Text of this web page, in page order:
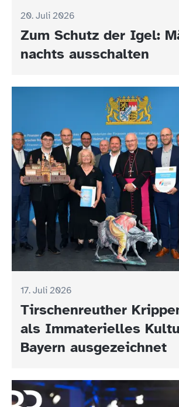
20. Juli 2026
Zum Schutz der Igel:
nachts ausschalten
17. Juli 2026
Tirschenreuther
als Immaterielles
Bayern ausgezeichnet